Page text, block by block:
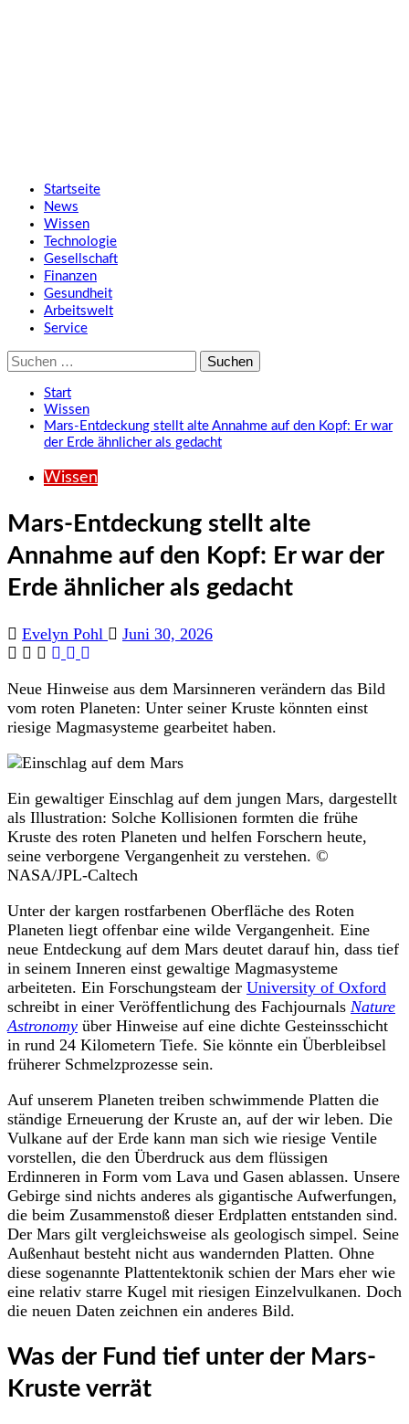
Startseite
News
Wissen
Technologie
Gesellschaft
Finanzen
Gesundheit
Arbeitswelt
Service
Suche
nach:
Start
Wissen
Mars-Entdeckung stellt alte Annahme auf den Kopf: Er war
der Erde ähnlicher als gedacht
Wissen
Mars-Entdeckung stellt alte
Annahme auf den Kopf: Er war der
Erde ähnlicher als gedacht
Evelyn Pohl Juni 30, 2026
Neue Hinweise aus dem Marsinneren verändern das Bild
vom roten Planeten: Unter seiner Kruste könnten einst
riesige Magmasysteme gearbeitet haben.
Ein gewaltiger Einschlag auf dem jungen Mars, dargestellt
als Illustration: Solche Kollisionen formten die frühe
Kruste des roten Planeten und helfen Forschern heute,
seine verborgene Vergangenheit zu verstehen. ©
NASA/JPL-Caltech
Unter der kargen rostfarbenen Oberfläche des Roten
Planeten liegt offenbar eine wilde Vergangenheit. Eine
neue Entdeckung auf dem Mars deutet darauf hin, dass tief
in seinem Inneren einst gewaltige Magmasysteme
arbeiteten. Ein Forschungsteam der University of Oxford
schreibt in einer Veröffentlichung des Fachjournals Nature
Astronomy über Hinweise auf eine dichte Gesteinsschicht
in rund 24 Kilometern Tiefe. Sie könnte ein Überbleibsel
früherer Schmelzprozesse sein.
Auf unserem Planeten treiben schwimmende Platten die
ständige Erneuerung der Kruste an, auf der wir leben. Die
Vulkane auf der Erde kann man sich wie riesige Ventile
vorstellen, die den Überdruck aus dem flüssigen
Erdinneren in Form vom Lava und Gasen ablassen. Unsere
Gebirge sind nichts anderes als gigantische Aufwerfungen,
die beim Zusammenstoß dieser Erdplatten entstanden sind.
Der Mars gilt vergleichsweise als geologisch simpel. Seine
Außenhaut besteht nicht aus wandernden Platten. Ohne
diese sogenannte Plattentektonik schien der Mars eher wie
eine relativ starre Kugel mit riesigen Einzelvulkanen. Doch
die neuen Daten zeichnen ein anderes Bild.
Was der Fund tief unter der Mars-
Kruste verrät